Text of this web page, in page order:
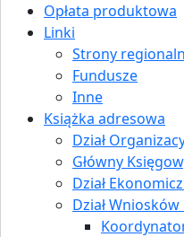
Opłata produktowa
Linki
Strony
Fundusze
Inne
Książka adresowa
Dział
Główny
Dział
Dział